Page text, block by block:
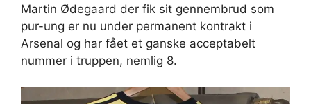
Martin Ødegaard der fik sit gennembrud som
pur-ung er nu under permanent kontrakt i
Arsenal og har fået et ganske acceptabelt
nummer i truppen, nemlig 8.